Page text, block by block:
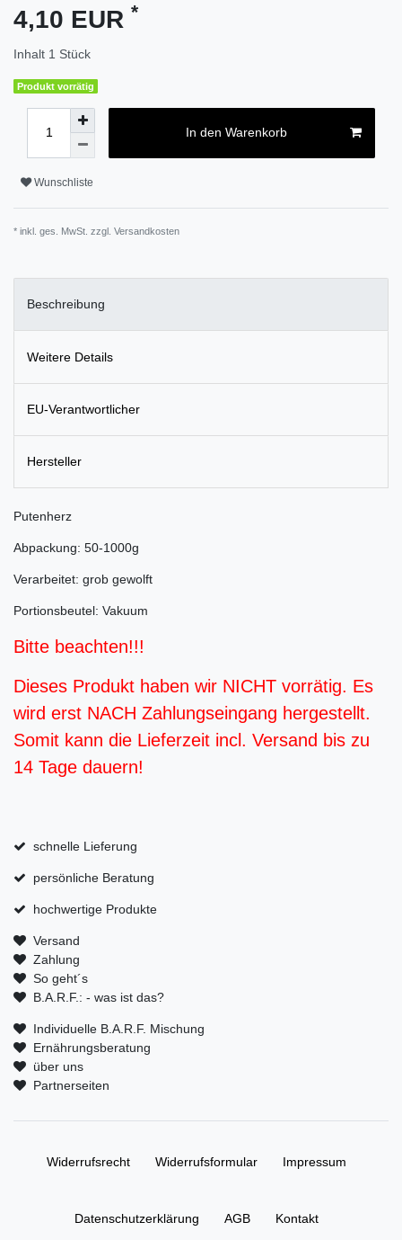
4,10 EUR *
Inhalt 1 Stück
Produkt vorrätig
In den Warenkorb
Wunschliste
* inkl. ges. MwSt. zzgl. Versandkosten
Beschreibung
Weitere Details
EU-Verantwortlicher
Hersteller
Putenherz
Abpackung: 50-1000g
Verarbeitet: grob gewolft
Portionsbeutel: Vakuum
Bitte beachten!!!
Dieses Produkt haben wir NICHT vorrätig. Es
wird erst NACH Zahlungseingang hergestellt.
Somit kann die Lieferzeit incl. Versand bis zu
14 Tage dauern!
schnelle Lieferung
persönliche Beratung
hochwertige Produkte
Versand
Zahlung
So geht´s
B.A.R.F.: - was ist das?
Individuelle B.A.R.F. Mischung
Ernährungsberatung
über uns
Partnerseiten
Widerrufs­recht Widerrufs­formular Impressum
Daten­schutz­erklärung AGB Kontakt